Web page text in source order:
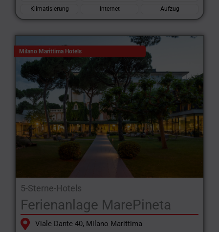
Klimatisierung Internet Aufzug
Milano Marittima Hotels
5-Sterne-Hotels
Ferienanlage MarePineta
Viale Dante 40, Milano Marittima